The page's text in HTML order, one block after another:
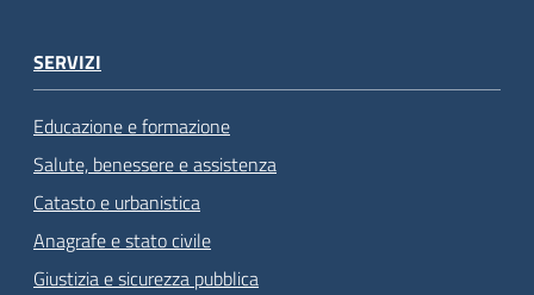
SERVIZI
Educazione e formazione
Salute, benessere e assistenza
Catasto e urbanistica
Anagrafe e stato civile
Giustizia e sicurezza pubblica